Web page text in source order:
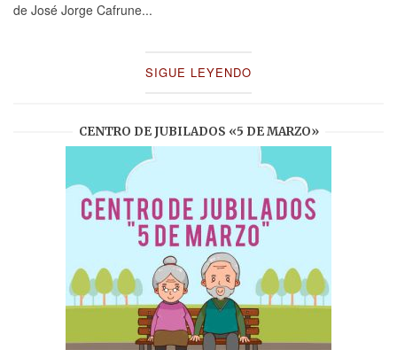
de José Jorge Cafrune...
SIGUE LEYENDO
CENTRO DE JUBILADOS «5 DE MARZO»